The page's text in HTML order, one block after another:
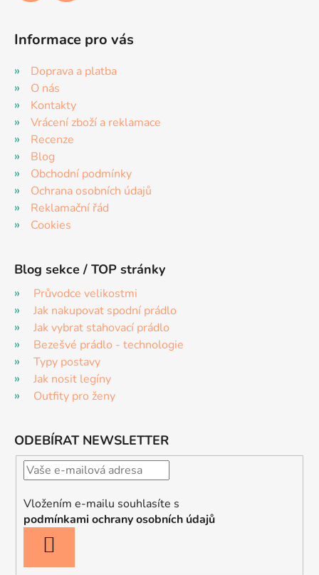
Informace pro vás
Doprava a platba
O nás
Kontakty
Vrácení zboží a reklamace
Recenze
Blog
Obchodní podmínky
Ochrana osobních údajů
Reklamační řád
Cookies
Blog sekce / TOP stránky
Průvodce velikostmi
Jak nakupovat spodní prádlo
Jak vybrat stahovací prádlo
Bezešvé prádlo - technologie
Typy postavy
Jak nosit legíny
Outfity pro ženy
ODEBÍRAT NEWSLETTER
Vložením e-mailu souhlasíte s
podmínkami ochrany osobních údajů
SE